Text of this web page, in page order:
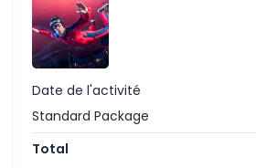
À savoir
Politique d'annulation
Date de l'activité
Standard Package
Total